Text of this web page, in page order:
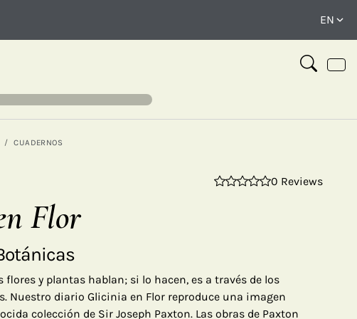
CUADERNOS
0 Reviews
Flor
flores y plantas hablan; si lo hacen, es a través de los
Nuestro diario Glicinia en Flor reproduce una imagen
colección de Sir Joseph Paxton. Las obras de Paxton